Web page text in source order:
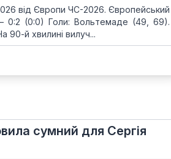
від Європи ЧС-2026. Європейський
– 0:2 (0:0) Голи: Вольтемаде (49, 69).
90-й хвилині вилуч...
сумний для Сергія